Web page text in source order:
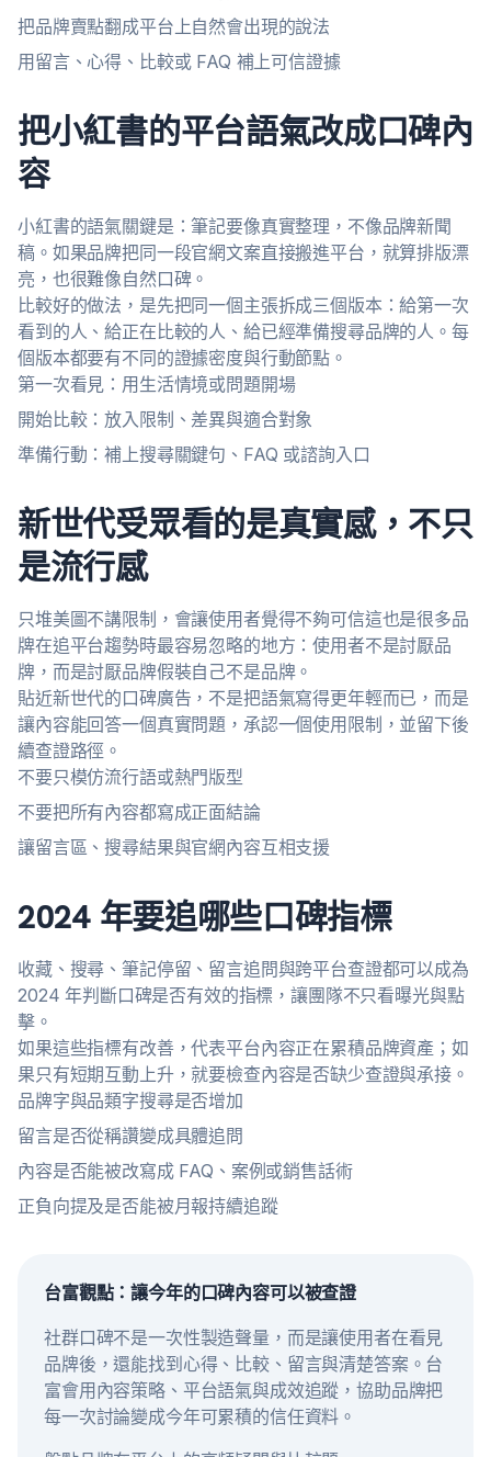
把品牌賣點翻成平台上自然會出現的說法
用留言、心得、比較或 FAQ 補上可信證據
把小紅書的平台語氣改成口碑內
容
小紅書的語氣關鍵是：筆記要像真實整理，不像品牌新聞
稿。如果品牌把同一段官網文案直接搬進平台，就算排版漂
亮，也很難像自然口碑。
比較好的做法，是先把同一個主張拆成三個版本：給第一次
看到的人、給正在比較的人、給已經準備搜尋品牌的人。每
個版本都要有不同的證據密度與行動節點。
第一次看見：用生活情境或問題開場
開始比較：放入限制、差異與適合對象
準備行動：補上搜尋關鍵句、FAQ 或諮詢入口
新世代受眾看的是真實感，不只
是流行感
只堆美圖不講限制，會讓使用者覺得不夠可信這也是很多品
牌在追平台趨勢時最容易忽略的地方：使用者不是討厭品
牌，而是討厭品牌假裝自己不是品牌。
貼近新世代的口碑廣告，不是把語氣寫得更年輕而已，而是
讓內容能回答一個真實問題，承認一個使用限制，並留下後
續查證路徑。
不要只模仿流行語或熱門版型
不要把所有內容都寫成正面結論
讓留言區、搜尋結果與官網內容互相支援
2024 年要追哪些口碑指標
收藏、搜尋、筆記停留、留言追問與跨平台查證都可以成為
2024 年判斷口碑是否有效的指標，讓團隊不只看曝光與點
擊。
如果這些指標有改善，代表平台內容正在累積品牌資產；如
果只有短期互動上升，就要檢查內容是否缺少查證與承接。
品牌字與品類字搜尋是否增加
留言是否從稱讚變成具體追問
內容是否能被改寫成 FAQ、案例或銷售話術
正負向提及是否能被月報持續追蹤
台富觀點：讓今年的口碑內容可以被查證
社群口碑不是一次性製造聲量，而是讓使用者在看見
品牌後，還能找到心得、比較、留言與清楚答案。台
富會用內容策略、平台語氣與成效追蹤，協助品牌把
每一次討論變成今年可累積的信任資料。